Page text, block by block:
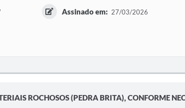
Assinado em: 27/03/2026
ROCHOSOS (PEDRA BRITA), CONFORME